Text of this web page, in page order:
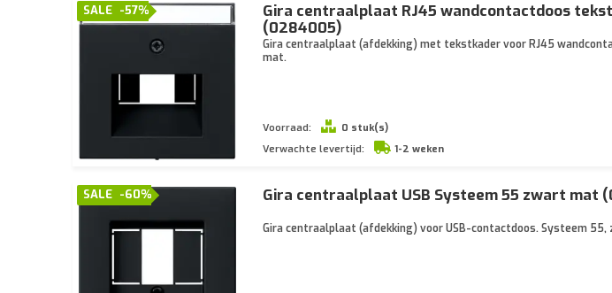
-57%
SALE
Gira centraalplaat RJ45 wandcontactdoos
(0284005)
Gira centraalplaat (afdekking) met tekstkader voor RJ45
mat.
Voorraad:
0 stuk(s)
Verwachte levertijd:
1-2 weken
-60%
SALE Gira centraalplaat USB Systeem 55 zwart mat
Gira centraalplaat (afdekking) voor USB-contactdoos. Systeem